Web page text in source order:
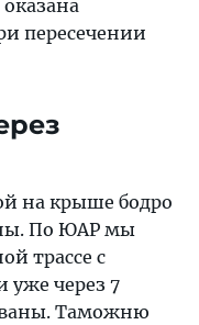
пересечении
на крыше бодро
По ЮАР мы
трассе с
через 7
Таможню